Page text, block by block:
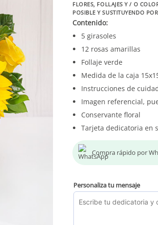
FLORES, FOLLAJES Y / O
POSIBLE Y SUSTITUYENDO
Contenido:
5 girasoles
12 rosas amarillas
Follaje verde
Medida de la caja
Instrucciones de
Imagen referencial,
Conservante floral
Tarjeta dedicatoria en
Compra rápido por
Personaliza tu mensaje